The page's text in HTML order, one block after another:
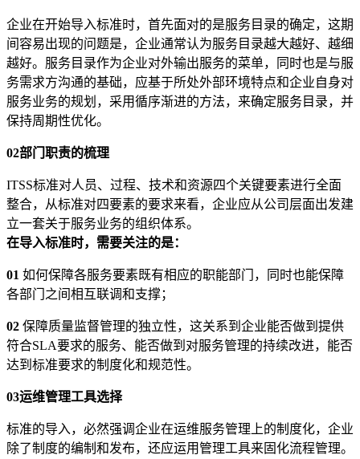
企业在开始导入标准时，首先面对的是服务目录的确定，这期
间容易出现的问题是，企业通常认为服务目录越大越好、越细
越好。服务目录作为企业对外输出服务的菜单，同时也是与服
务需求方沟通的基础，应基于所处外部环境特点和企业自身对
服务业务的规划，采用循序渐进的方法，来确定服务目录，并
保持周期性优化。
02部门职责的梳理
ITSS标准对人员、过程、技术和资源四个关键要素进行全面
整合，从标准对四要素的要求来看，企业应从公司层面出发建
立一套关于服务业务的组织体系。
在导入标准时，需要关注的是：
01 如何保障各服务要素既有相应的职能部门，同时也能保障
各部门之间相互联调和支撑；
02 保障质量监督管理的独立性，这关系到企业能否做到提供
符合SLA要求的服务、能否做到对服务管理的持续改进，能否
达到标准要求的制度化和规范性。
03运维管理工具选择
标准的导入，必然强调企业在运维服务管理上的制度化，企业
除了制度的编制和发布，还应运用管理工具来固化流程管理。